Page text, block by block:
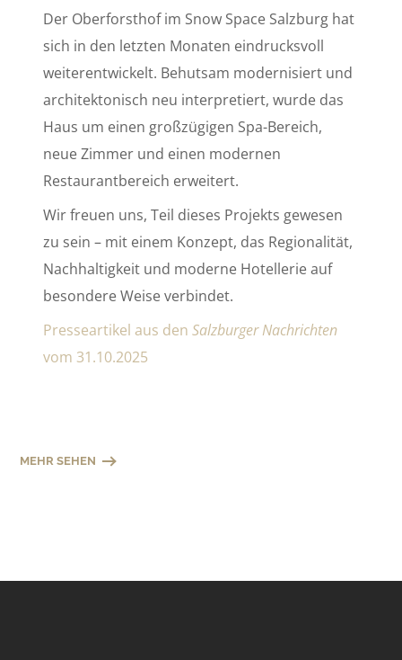
Der Oberforsthof im Snow Space Salzburg hat
sich in den letzten Monaten eindrucksvoll
weiterentwickelt. Behutsam modernisiert und
architektonisch neu interpretiert, wurde das
Haus um einen großzügigen Spa-Bereich,
neue Zimmer und einen modernen
Restaurantbereich erweitert.
Wir freuen uns, Teil dieses Projekts gewesen
zu sein – mit einem Konzept, das Regionalität,
Nachhaltigkeit und moderne Hotellerie auf
besondere Weise verbindet.
Presseartikel aus den Salzburger Nachrichten
vom 31.10.2025
MEHR SEHEN